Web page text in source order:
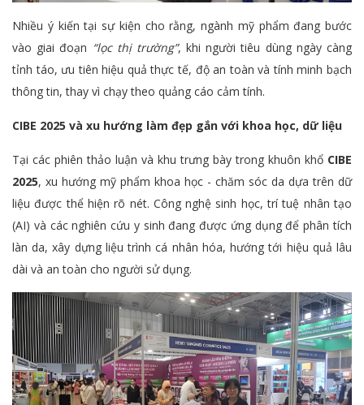
Nhiều ý kiến tại sự kiện cho rằng, ngành mỹ phẩm đang bước
vào giai đoạn “lọc thị trường”, khi người tiêu dùng ngày càng
tỉnh táo, ưu tiên hiệu quả thực tế, độ an toàn và tính minh bạch
thông tin, thay vì chạy theo quảng cáo cảm tính.
CIBE 2025 và xu hướng làm đẹp gắn với khoa học, dữ liệu
Tại các phiên thảo luận và khu trưng bày trong khuôn khổ CIBE
2025 , xu hướng mỹ phẩm khoa học - chăm sóc da dựa trên dữ
liệu được thể hiện rõ nét. Công nghệ sinh học, trí tuệ nhân tạo
(AI) và các nghiên cứu y sinh đang được ứng dụng để phân tích
làn da, xây dựng liệu trình cá nhân hóa, hướng tới hiệu quả lâu
dài và an toàn cho người sử dụng.